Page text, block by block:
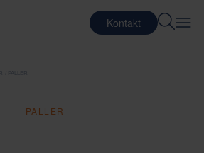
Kontakt
PALLER
PALLER